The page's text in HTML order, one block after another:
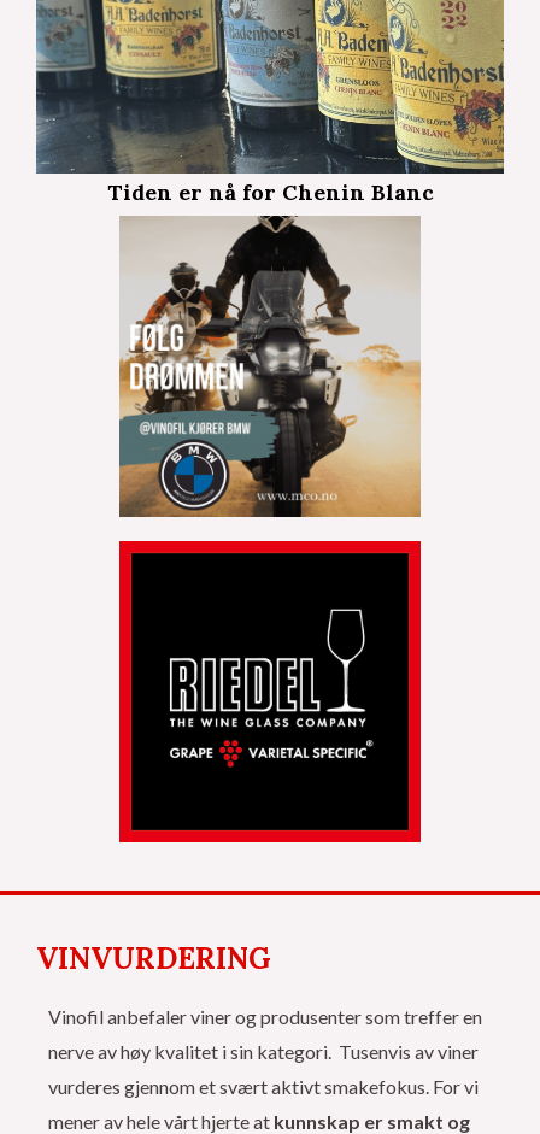
Tiden er nå for Chenin Blanc
VINVURDERING
Vinofil anbefaler viner og produsenter som treffer en
nerve av høy kvalitet i sin kategori. Tusenvis av viner
vurderes gjennom et svært aktivt smakefokus. For vi
mener av hele vårt hjerte at kunnskap er smakt og